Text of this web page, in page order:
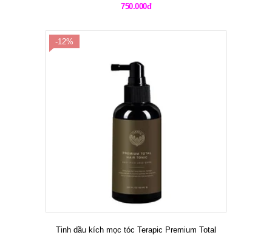
750.000đ
-12%
Tinh dầu kích mọc tóc Terapic Premium Total